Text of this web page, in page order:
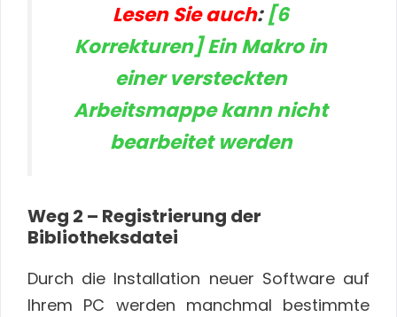
Lesen Sie auch:[6
Korrekturen] Ein Makro in
einer versteckten
Arbeitsmappe kann nicht
bearbeitet werden
Weg 2 – Registrierung der
Bibliotheksdatei
Durch die Installation neuer Software auf
Ihrem PC werden manchmal bestimmte